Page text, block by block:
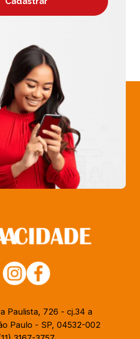
Paulista, 726 - cj.34 a
Paulo - SP, 04532-002